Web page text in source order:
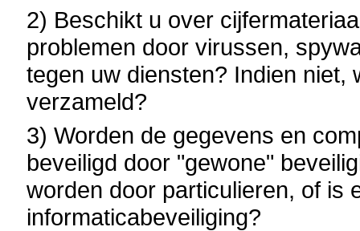
2) Beschikt u over
problemen door virussen,
tegen uw diensten? Indien
verzameld?
3) Worden de gegevens en
beveiligd door "gewone"
worden door particulieren, of is
informaticabeveiliging?